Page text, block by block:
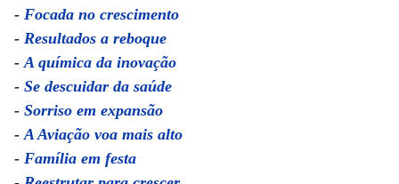
- Focada no crescimento
- Resultados a reboque
-A química da inovação
- Se descuidar da saúde
- Sorriso em expansão
-A Aviação voa mais alto
- Família em festa